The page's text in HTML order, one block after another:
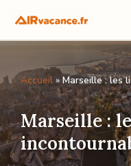
Aller
contenu
Accueil » Marseille : les
Marseille :